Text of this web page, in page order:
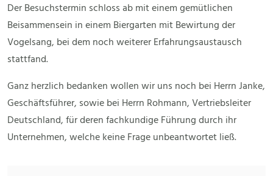
Der Besuchstermin schloss ab mit einem gemütlichen
Beisammensein in einem Biergarten mit Bewirtung der
Vogelsang, bei dem noch weiterer Erfahrungsaustausch
stattfand.
Ganz herzlich bedanken wollen wir uns noch bei Herrn Janke,
Geschäftsführer, sowie bei Herrn Rohmann, Vertriebsleiter
Deutschland, für deren fachkundige Führung durch ihr
Unternehmen, welche keine Frage unbeantwortet ließ.